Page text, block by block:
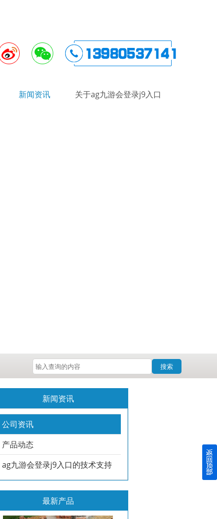
新闻资讯 关于ag九游会登录j9入口
搜索
新闻资讯
公司资讯
产品动态
ag九游会登录j9入口的技术支持
最新产品